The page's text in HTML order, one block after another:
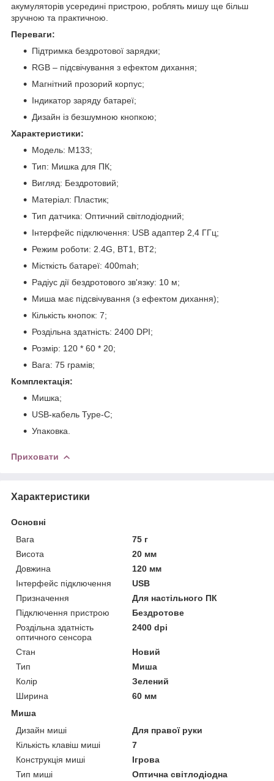
акумуляторів усередині пристрою, роблять мишу ще більш
зручною та практичною.
Переваги:
Підтримка бездротової зарядки;
RGB – підсвічування з ефектом дихання;
Магнітний прозорий корпус;
Індикатор заряду батареї;
Дизайн із безшумною кнопкою;
Характеристики:
Модель: M133;
Тип: Мишка для ПК;
Вигляд: Бездротовий;
Матеріал: Пластик;
Тип датчика: Оптичний світлодіодний;
Інтерфейс підключення: USB адаптер 2,4 ГГц;
Режим роботи: 2.4G, BT1, BT2;
Місткість батареї: 400mah;
Радіус дії бездротового зв'язку: 10 м;
Миша має підсвічування (з ефектом дихання);
Кількість кнопок: 7;
Роздільна здатність: 2400 DPI;
Розмір: 120 * 60 * 20;
Вага: 75 грамів;
Комплектація:
Мишка;
USB-кабель Type-C;
Упаковка.
Приховати
Характеристики
Основні
Вага
75 г
Висота
20 мм
Довжина
120 мм
Інтерфейс підключення
USB
Призначення
Для настільного ПК
Підключення пристрою
Бездротове
Роздільна здатність
оптичного сенсора
2400 dpi
Стан
Новий
Тип
Миша
Колір
Зелений
Ширина
60 мм
Миша
Дизайн миші
Для правої руки
Кількість клавіш миші
7
Конструкція миші
Ігрова
Тип миші
Оптична світлодіодна